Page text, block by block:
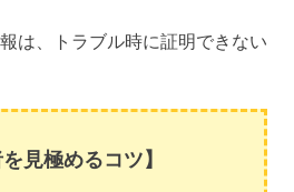
は、トラブル時に証明できない
見極めるコツ】